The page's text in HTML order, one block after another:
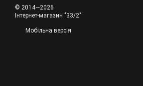
© 2014—2026
Інтернет-магазин "33/2"
Мобільна версія